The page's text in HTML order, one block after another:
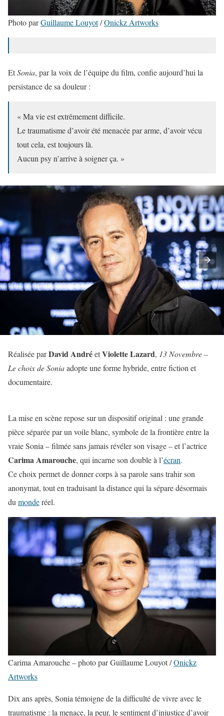
Photo parGuillaume Louyot/Onickz Artworks
EtSonia, par la voix de l’équipe du film, confie aujourd’hui la
persistance de sa douleur :
« Ma vie est extrêmement difficile.
Le traumatisme d’avoir été menacée par arme, d’avoir vécu
tout cela, est toujours là.
Aucun psy n’arrive à soigner ça. »
Réalisée parDavid AndréetViolette Lazard, 13 Novembre –
Le choix de Soniaadopte une forme hybride, entre fiction et
documentaire.
La mise en scène repose sur un dispositif original : une grande
pièce séparée par un voile blanc, symbole de la frontière entre la
vraie Sonia – filmée sans jamais révéler son visage – et l’actrice
Carima Amarouche, qui incarne son double à l’écran.
Ce choix permet de donner corps à sa parole sans trahir son
anonymat, tout en traduisant la distance qui la sépare désormais
du monderéel.
Carima Amarouche – photo par Guillaume Louyot /Onickz
Artworks
Dix ans après, Sonia témoigne de la difficulté de vivre avec le
traumatisme : la menace, la peur, le sentiment d’injustice d’avoir